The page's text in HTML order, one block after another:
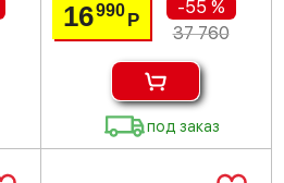
16990 Р
-55 %
37 760
под заказ